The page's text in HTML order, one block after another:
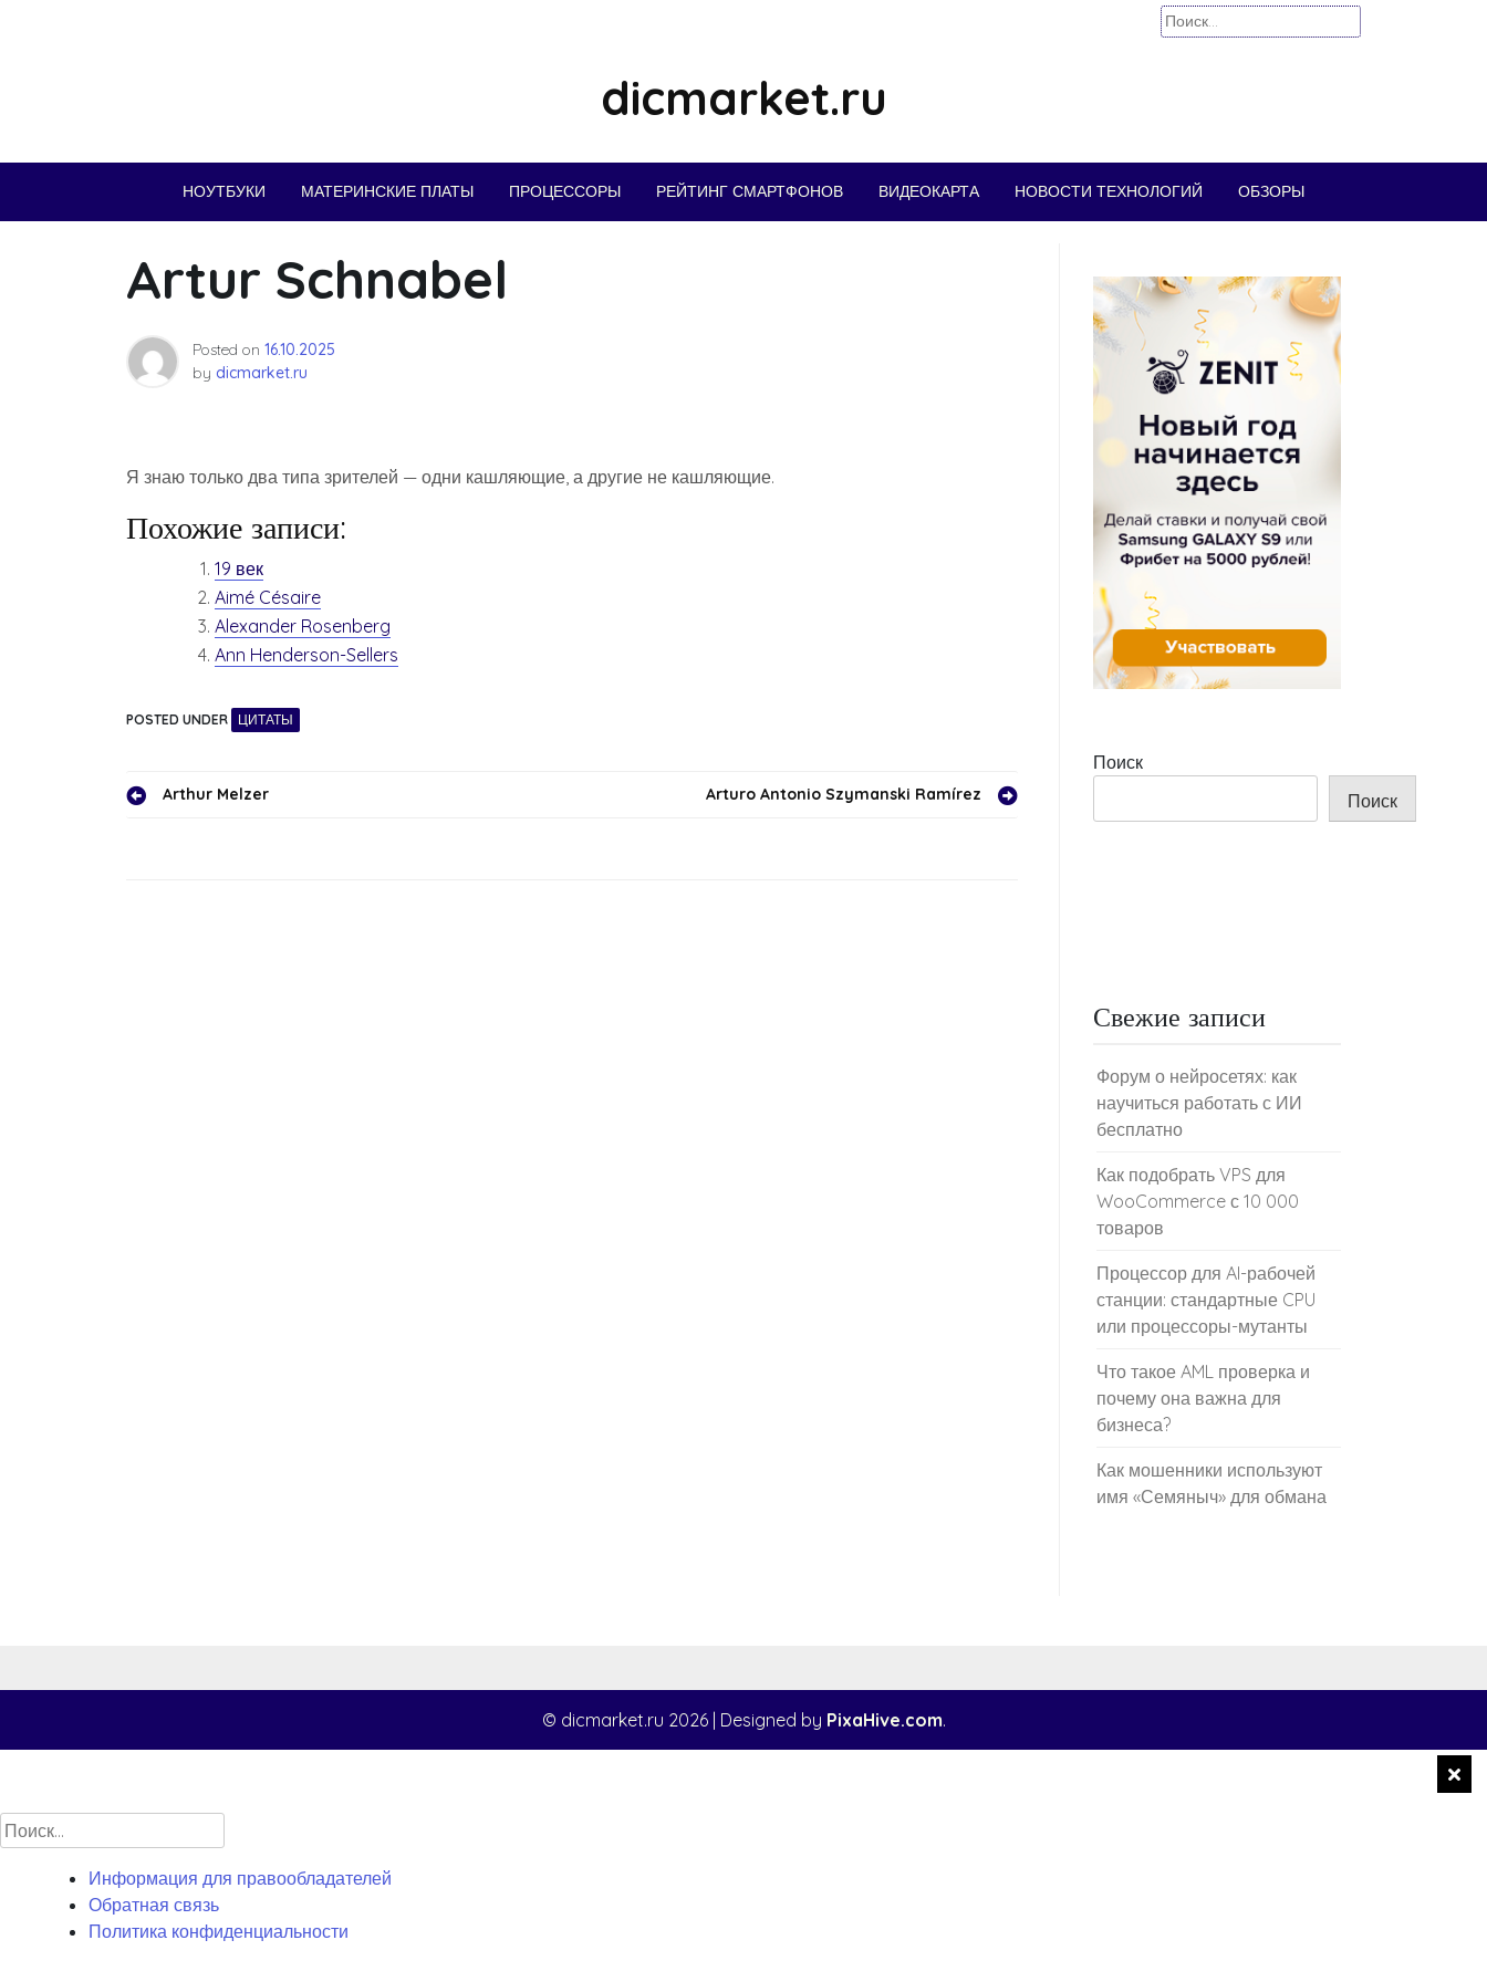
Найти:
dicmarket.ru
НОУТБУКИ МАТЕРИНСКИЕ ПЛАТЫ ПРОЦЕССОРЫ РЕЙТИНГ СМАРТФОНОВ ВИДЕОКАРТА НОВОСТИ ТЕХНОЛОГИЙ ОБЗОРЫ
Artur Schnabel
Posted on 16.10.2025
by dicmarket.ru
Я знаю только два типа зрителей — одни кашляющие, а другие не кашляющие.
Похожие записи:
19 век
Aimé Césaire
Alexander Rosenberg
Ann Henderson-Sellers
POSTED UNDER ЦИТАТЫ
Навигация
Arthur Melzer Arturo Antonio Szymanski Ramírez
Поиск
Поиск
Свежие записи
Форум о нейросетях: как
научиться работать с ИИ
бесплатно
Как подобрать VPS для
WooCommerce с 10 000
товаров
Процессор для AI-рабочей
станции: стандартные CPU
или процессоры-мутанты
Что такое AML проверка и
почему она важна для
бизнеса?
Как мошенники используют
имя «Семяныч» для обмана
© dicmarket.ru 2026 Designed by PixaHive.com.
Найти:
Информация для правообладателей
Обратная связь
Политика конфиденциальности